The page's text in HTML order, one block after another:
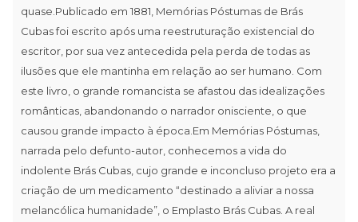
quase.Publicado em 1881, Memórias Póstumas de Brás
Cubas foi escrito após uma reestruturação existencial do
escritor, por sua vez antecedida pela perda de todas as
ilusões que ele mantinha em relação ao ser humano. Com
este livro, o grande romancista se afastou das idealizações
românticas, abandonando o narrador onisciente, o que
causou grande impacto à época.Em Memórias Póstumas,
narrada pelo defunto-autor, conhecemos a vida do
indolente Brás Cubas, cujo grande e inconcluso projeto era a
criação de um medicamento “destinado a aliviar a nossa
melancólica humanidade”, o Emplasto Brás Cubas. A real